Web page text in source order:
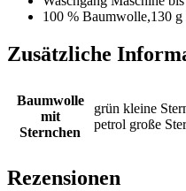
100 % Baumwolle,130 g
Zusätzliche
Baumwolle
mit
Sternchen
grün kleine
petrol große
Rezensionen